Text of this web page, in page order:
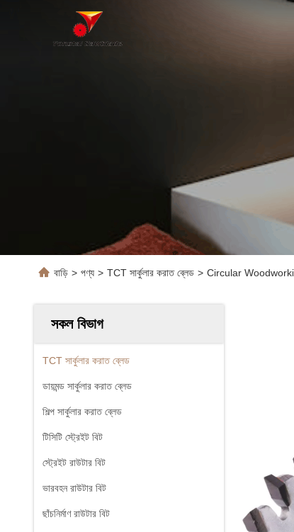
বাড়ি > পণ্য > TCT সার্কুলার করাত ব্লেড > Circular
সকল বিভাগ
TCT সার্কুলার করাত ব্লেড
ডায়মন্ড সার্কুলার করাত ব্লেড
শিল্প সার্কুলার করাত ব্লেড
টিসিটি স্ট্রেইট বিট
স্ট্রেইট রাউটার বিট
ভারবহন রাউটার বিট
ছাঁচনির্মাণ রাউটার বিট